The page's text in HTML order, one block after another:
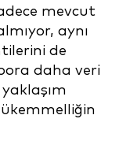
mevcut
aynı
de
daha veri